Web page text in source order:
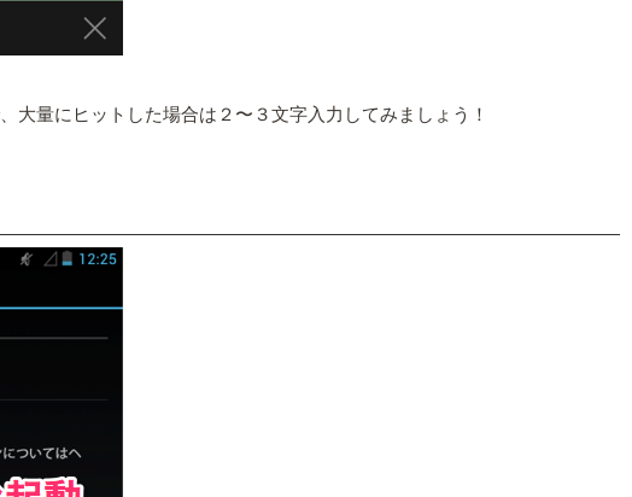
大量にヒットした場合は２〜３文字入力してみましょう！